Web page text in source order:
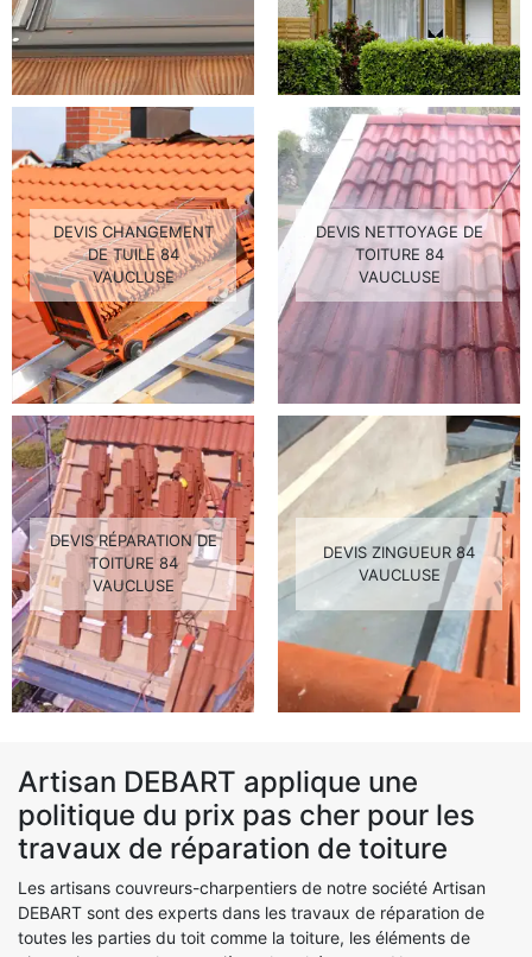
DEVIS CHANGEMENT
DE TUILE 84
VAUCLUSE
DEVIS NETTOYAGE DE
TOITURE 84
VAUCLUSE
DEVIS RÉPARATION DE
TOITURE 84
VAUCLUSE
DEVIS ZINGUEUR 84
VAUCLUSE
Artisan DEBART applique une
politique du prix pas cher pour les
travaux de réparation de toiture
Les artisans couvreurs-charpentiers de notre société Artisan
DEBART sont des experts dans les travaux de réparation de
toutes les parties du toit comme la toiture, les éléments de